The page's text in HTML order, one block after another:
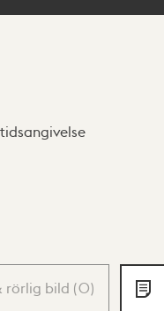
rörlig bild (0)